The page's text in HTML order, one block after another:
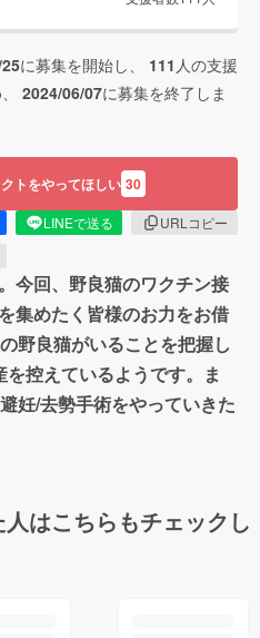
に募集を開始し、 111 人の支援
2024/06/07に募集を終了しま
トをやってほしい 30
LINEで送る
URLコピー
今回、野良猫のワクチン接
集めたく皆様のお力をお借
野良猫がいることを把握し
控えているようです。ま
妊/去勢手術をやっていきた
はこちらもチェックし